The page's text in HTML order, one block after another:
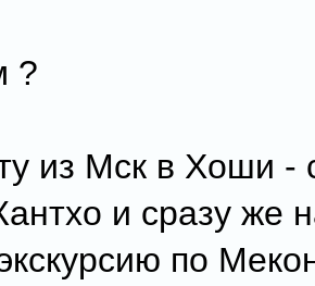
?
из Мск в Хоши -
и сразу же
по